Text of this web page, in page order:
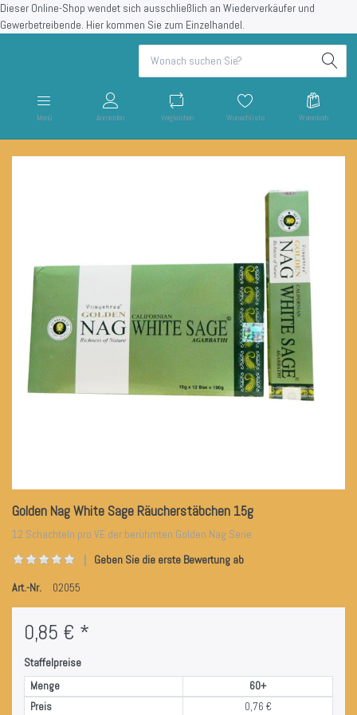
Dieser Online-Shop wendet sich ausschließlich an Wiederverkäufer und
Gewerbetreibende. Hier kommen Sie zum Einzelhandel.
Menü Anmelden Vergleichen Wunschliste Warenkorb
Golden Nag White Sage Räucherstäbchen 15g
12 Schachteln pro VE der berühmten Golden Nag Serie
Geben Sie die erste Bewertung ab
Art.-Nr.
02055
0,85 € *
Staffelpreise
Menge
60+
Preis
0,76 €